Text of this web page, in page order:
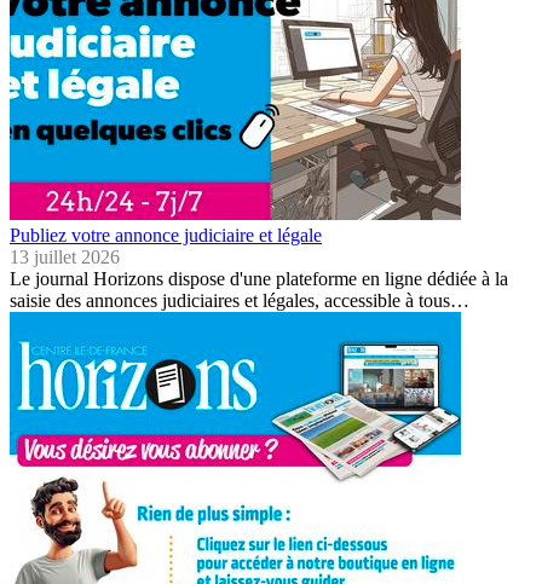
Publiez votre annonce judiciaire et légale
13 juillet 2026
Le journal Horizons dispose d'une plateforme en ligne dédiée à la
saisie des annonces judiciaires et légales, accessible à tous…